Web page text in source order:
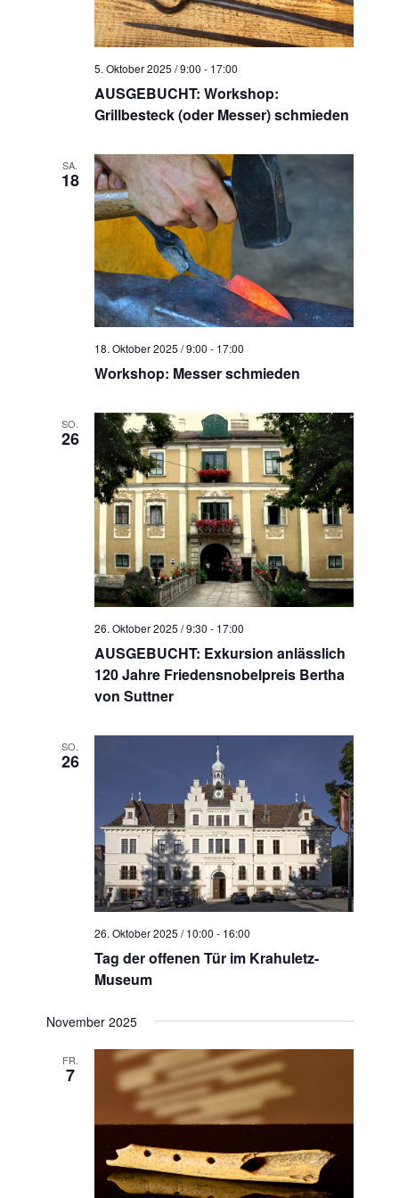
g
a
i
o
n
e
n
a
v
i
g
i
o
n
5. Oktober 2025 / 9:00 - 17:00
AUSGEBUCHT: Workshop:
Grillbesteck (oder Messer) schmieden
SA.
18
18. Oktober 2025 / 9:00 - 17:00
Workshop: Messer schmieden
SO.
26
26. Oktober 2025 / 9:30 - 17:00
AUSGEBUCHT: Exkursion anlässlich
120 Jahre Friedensnobelpreis Bertha
von Suttner
SO.
26
26. Oktober 2025 / 10:00 - 16:00
Tag der offenen Tür im Krahuletz-
Museum
November 2025
FR.
7